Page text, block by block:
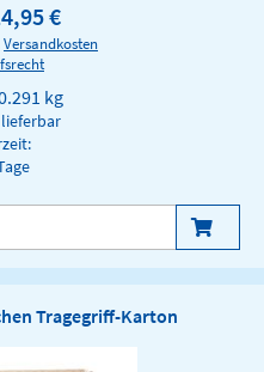
€
Versandkosten
kg
Tragegriff-Karton